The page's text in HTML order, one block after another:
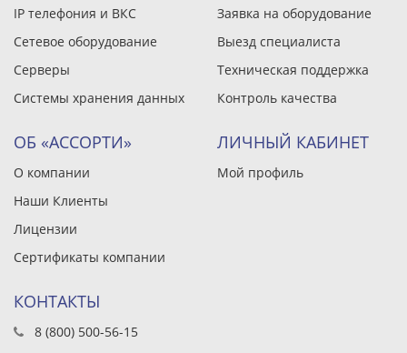
IP телефония и ВКС
Сетевое оборудование
Серверы
Системы хранения данных
Заявка на оборудование
Выезд специалиста
Техническая поддержка
Контроль качества
ОБ «АССОРТИ»
О компании
Наши Клиенты
Лицензии
Сертификаты компании
ЛИЧНЫЙ КАБИНЕТ
Мой профиль
КОНТАКТЫ
8 (800) 500-56-15